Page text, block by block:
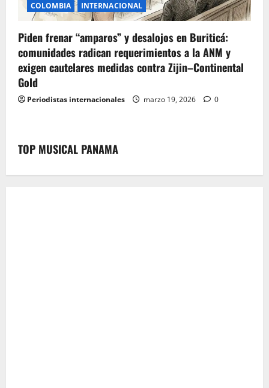
COLOMBIA INTERNACIONAL
Piden frenar “amparos” y desalojos en Buriticá:
comunidades radican requerimientos a la ANM y
exigen cautelares medidas contra Zijin–Continental
Gold
Periodistas internacionales marzo 19, 2026 0
TOP MUSICAL PANAMA